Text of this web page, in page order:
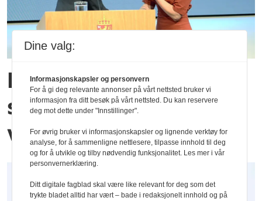
Føreslår eit nasjonalt
senter for innsats mot
valdeleg ekstremisme
Dine valg:
Informasjonskapsler og personvern
For å gi deg relevante annonser på vårt nettsted bruker vi
informasjon fra ditt besøk på vårt nettsted. Du kan reservere
deg mot dette under "Innstillinger".
For øvrig bruker vi informasjonskapsler og lignende verktøy for
analyse, for å sammenligne nettlesere, tilpasse innhold til deg
og for å utvikle og tilby nødvendig funksjonalitet. Les mer i vår
personvernerklæring.
Ditt digitale fagblad skal være like relevant for deg som det
trykte bladet alltid har vært – bade i redaksjonelt innhold og på